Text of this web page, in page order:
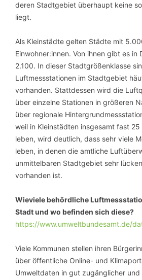
deren Stadtgebiet überhaupt keine
liegt.
Als Kleinstädte gelten Städte mit
Einwohner:innen. Von ihnen gibt es in
2.100. In dieser Stadtgrößenklasse
Luftmessstationen im Stadtgebiet
vorhanden. Stattdessen wird die
über einzelne Stationen in größeren
über regionale
weil in Kleinstädten insgesamt fast 25
leben, wird deutlich, dass sehr viele
leben, in denen die amtliche
unmittelbaren Stadtgebiet sehr
vorhanden ist.
Wieviele behördliche
Stadt und wo befinden sich diese?
https://www.umweltbundesamt.de/
Viele Kommunen stellen ihren
über öffentliche Online- und
Umweltdaten in gut zugänglicher und